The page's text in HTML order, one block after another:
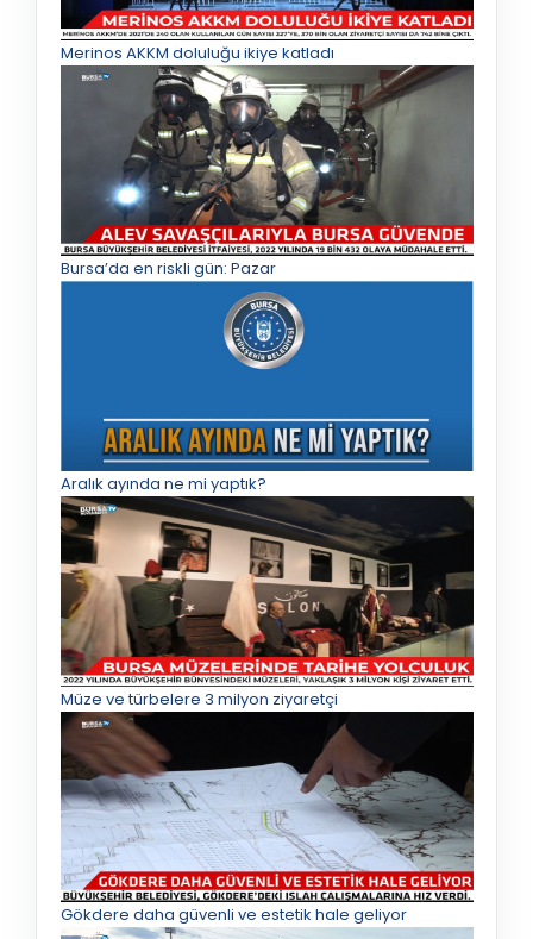
Merinos AKKM doluluğu ikiye katladı
Bursa’da en riskli gün: Pazar
Aralık ayında ne mi yaptık?
Müze ve türbelere 3 milyon ziyaretçi
Gökdere daha güvenli ve estetik hale geliyor